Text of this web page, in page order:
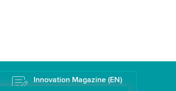
Innovation Magazine (EN)
Il Blog tecnologico di Wipotec